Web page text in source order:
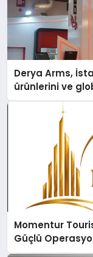
Derya Arms,
ürünlerini ve
Momentur
Güçlü